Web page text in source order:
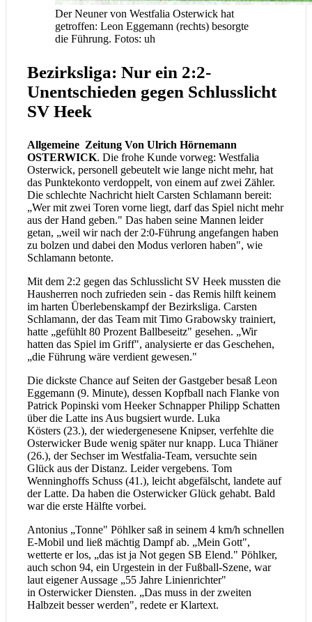
Der Neuner von Westfalia Osterwick hat
getroffen: Leon Eggemann (rechts) besorgte
die Führung. Fotos: uh
Bezirksliga: Nur ein 2:2-
Unentschieden gegen Schlusslicht
SV Heek
Allgemeine Zeitung Von Ulrich Hörnemann
OSTERWICK. Die frohe Kunde vorweg: Westfalia
Osterwick, personell gebeutelt wie lange nicht mehr, hat
das Punktekonto verdoppelt, von einem auf zwei Zähler.
Die schlechte Nachricht hielt Carsten Schlamann bereit:
„Wer mit zwei Toren vorne liegt, darf das Spiel nicht mehr
aus der Hand geben." Das haben seine Mannen leider
getan, „weil wir nach der 2:0-Führung angefangen haben
zu bolzen und dabei den Modus verloren haben", wie
Schlamann betonte.
Mit dem 2:2 gegen das Schlusslicht SV Heek mussten die
Hausherren noch zufrieden sein - das Remis hilft keinem
im harten Überlebenskampf der Bezirksliga. Carsten
Schlamann, der das Team mit Timo Grabowsky trainiert,
hatte „gefühlt 80 Prozent Ballbeseitz" gesehen. „Wir
hatten das Spiel im Griff", analysierte er das Geschehen,
„die Führung wäre verdient gewesen."
Die dickste Chance auf Seiten der Gastgeber besaß Leon
Eggemann (9. Minute), dessen Kopfball nach Flanke von
Patrick Popinski vom Heeker Schnapper Philipp Schatten
über die Latte ins Aus bugsiert wurde. Luka
Kösters (23.), der wiedergenesene Knipser, verfehlte die
Osterwicker Bude wenig später nur knapp. Luca Thiäner
(26.), der Sechser im Westfalia-Team, versuchte sein
Glück aus der Distanz. Leider vergebens. Tom
Wenninghoffs Schuss (41.), leicht abgefälscht, landete auf
der Latte. Da haben die Osterwicker Glück gehabt. Bald
war die erste Hälfte vorbei.
Antonius „Tonne" Pöhlker saß in seinem 4 km/h schnellen
E-Mobil und ließ mächtig Dampf ab. „Mein Gott",
wetterte er los, „das ist ja Not gegen SB Elend." Pöhlker,
auch schon 94, ein Urgestein in der Fußball-Szene, war
laut eigener Aussage „55 Jahre Linienrichter"
in Osterwicker Diensten. „Das muss in der zweiten
Halbzeit besser werden", redete er Klartext.